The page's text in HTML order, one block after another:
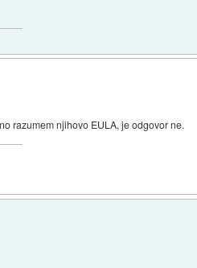
razumem njihovo EULA, je odgovor ne.